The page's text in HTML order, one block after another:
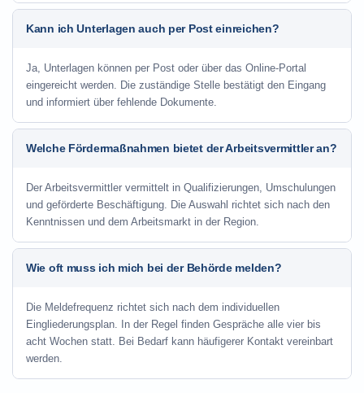
Kann ich Unterlagen auch per Post einreichen?
Ja, Unterlagen können per Post oder über das Online-Portal
eingereicht werden. Die zuständige Stelle bestätigt den Eingang
und informiert über fehlende Dokumente.
Welche Fördermaßnahmen bietet der Arbeitsvermittler an?
Der Arbeitsvermittler vermittelt in Qualifizierungen, Umschulungen
und geförderte Beschäftigung. Die Auswahl richtet sich nach den
Kenntnissen und dem Arbeitsmarkt in der Region.
Wie oft muss ich mich bei der Behörde melden?
Die Meldefrequenz richtet sich nach dem individuellen
Eingliederungsplan. In der Regel finden Gespräche alle vier bis
acht Wochen statt. Bei Bedarf kann häufigerer Kontakt vereinbart
werden.